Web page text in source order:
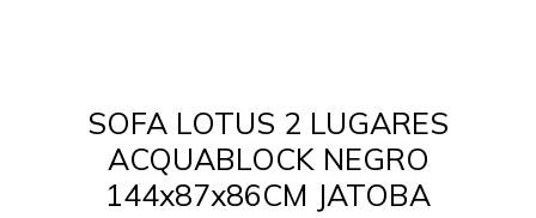
SOFA LOTUS 2 LUGARES
ACQUABLOCK NEGRO
144x87x86CM JATOBA